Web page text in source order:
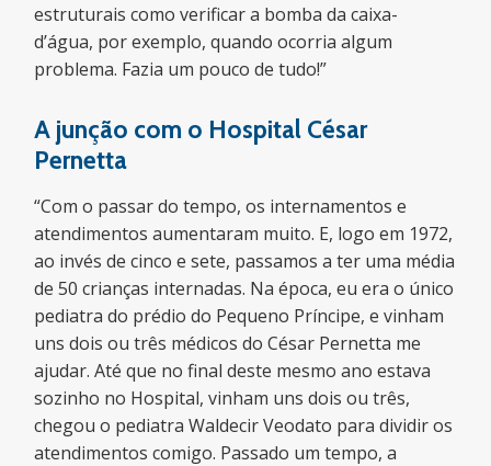
estruturais como verificar a bomba da caixa-
d’água, por exemplo, quando ocorria algum
problema. Fazia um pouco de tudo!”
A junção com o Hospital César
Pernetta
“Com o passar do tempo, os internamentos e
atendimentos aumentaram muito. E, logo em 1972,
ao invés de cinco e sete, passamos a ter uma média
de 50 crianças internadas. Na época, eu era o único
pediatra do prédio do Pequeno Príncipe, e vinham
uns dois ou três médicos do César Pernetta me
ajudar. Até que no final deste mesmo ano estava
sozinho no Hospital, vinham uns dois ou três,
chegou o pediatra Waldecir Veodato para dividir os
atendimentos comigo. Passado um tempo, a